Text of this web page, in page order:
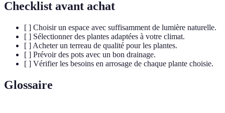
Checklist avant achat
[ ] Choisir un espace avec suffisamment de lumière naturelle.
[ ] Sélectionner des plantes adaptées à votre climat.
[ ] Acheter un terreau de qualité pour les plantes.
[ ] Prévoir des pots avec un bon drainage.
[ ] Vérifier les besoins en arrosage de chaque plante choisie.
Glossaire